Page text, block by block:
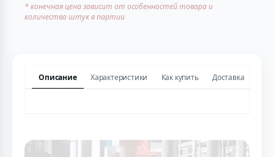
* конечная цена зависит от особенностей товара и
количества штук в партии
Описание Характеристики Как купить Доставка